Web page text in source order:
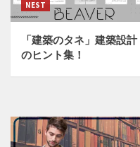
NEST
「建築のタネ」建築設計
のヒント集！